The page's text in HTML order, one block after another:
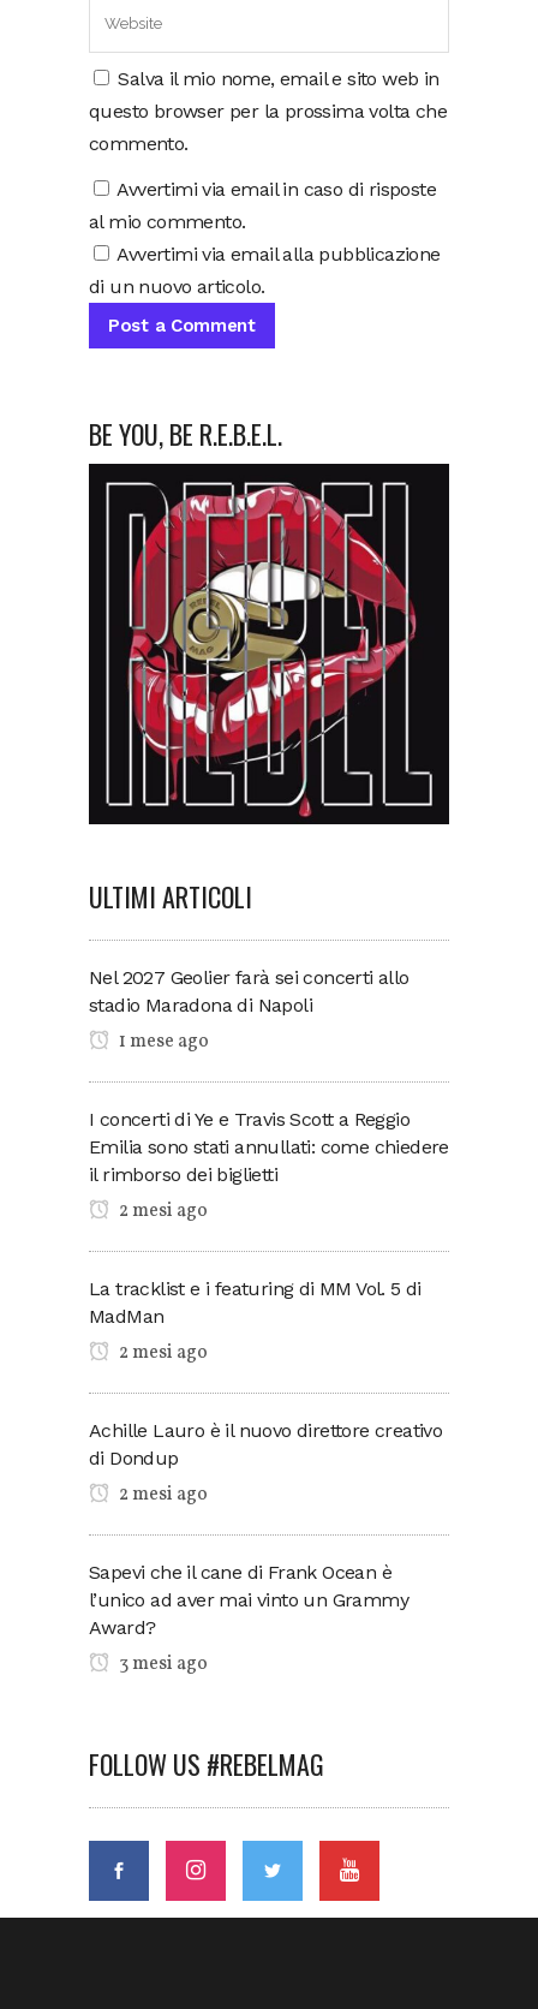
Salva il mio nome, email e sito web in
questo browser per la prossima volta che
commento.
Avvertimi via email in caso di risposte
al mio commento.
Avvertimi via email alla pubblicazione
di un nuovo articolo.
BE YOU, BE R.E.B.E.L.
ULTIMI ARTICOLI
Nel 2027 Geolier farà sei concerti allo
stadio Maradona di Napoli
1 mese ago
I concerti di Ye e Travis Scott a Reggio
Emilia sono stati annullati: come chiedere
il rimborso dei biglietti
2 mesi ago
La tracklist e i featuring di MM Vol. 5 di
MadMan
2 mesi ago
Achille Lauro è il nuovo direttore creativo
di Dondup
2 mesi ago
Sapevi che il cane di Frank Ocean è
l’unico ad aver mai vinto un Grammy
Award?
3 mesi ago
FOLLOW US #REBELMAG